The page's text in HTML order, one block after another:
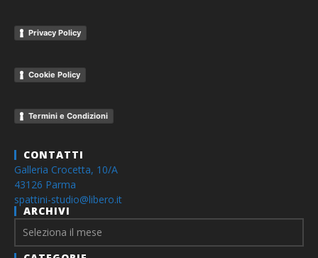
Privacy Policy
Cookie Policy
Termini e Condizioni
CONTATTI
Galleria Crocetta, 10/A
43126 Parma
spattini-studio@libero.it
ARCHIVI
Archivi